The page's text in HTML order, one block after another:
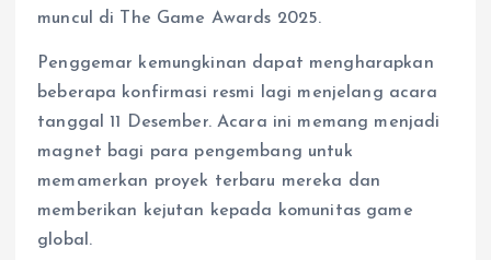
muncul di The Game Awards 2025.
Penggemar kemungkinan dapat mengharapkan
beberapa konfirmasi resmi lagi menjelang acara
tanggal 11 Desember. Acara ini memang menjadi
magnet bagi para pengembang untuk
memamerkan proyek terbaru mereka dan
memberikan kejutan kepada komunitas game
global.